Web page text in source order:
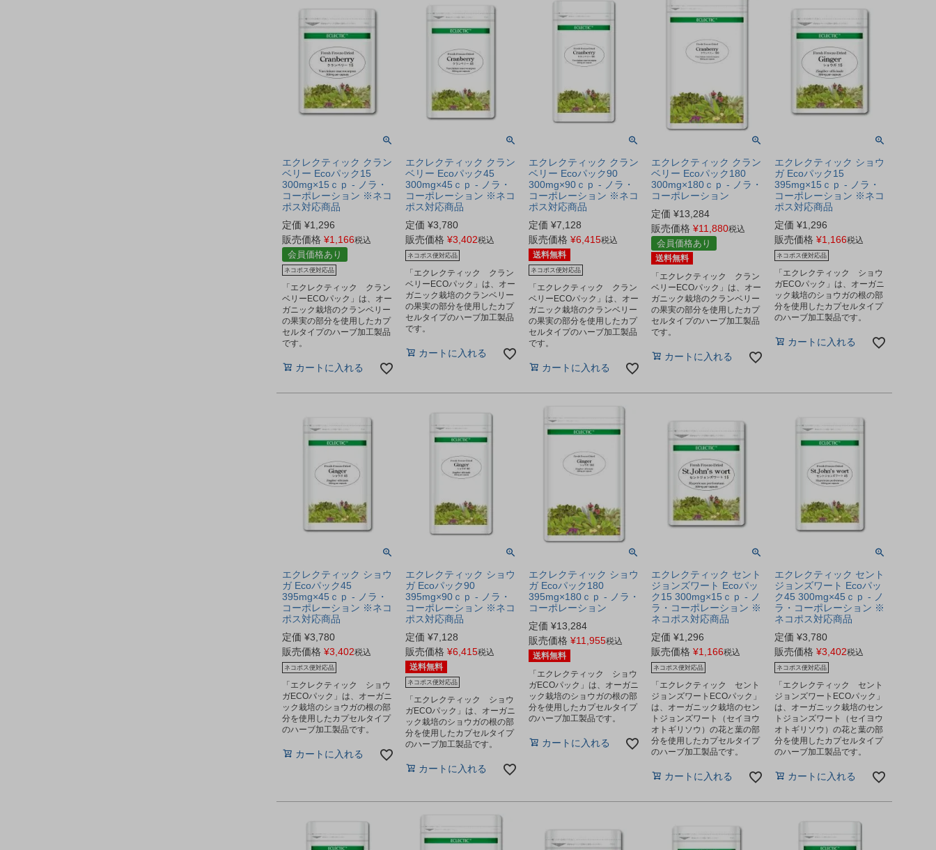
エクレクティック クラン
ベリー Ecoパック15
300mg×15ｃｐ - ノラ・
コーポレーション ※ネコ
ポス対応商品
定価 ¥1,296
販売価格 ¥1,166税込
会員価格あり
ネコポス便対応品
「エクレクティック クラン
ベリーECOパック」は、オー
ガニック栽培のクランベリー
の果実の部分を使用したカプ
セルタイプのハーブ加工製品
です。
カートに入れる
エクレクティック クラン
ベリー Ecoパック45
300mg×45ｃｐ - ノラ・
コーポレーション ※ネコ
ポス対応商品
定価 ¥3,780
販売価格 ¥3,402税込
ネコポス便対応品
「エクレクティック クラン
ベリーECOパック」は、オー
ガニック栽培のクランベリー
の果実の部分を使用したカプ
セルタイプのハーブ加工製品
です。
カートに入れる
エクレクティック クラン
ベリー Ecoパック90
300mg×90ｃｐ - ノラ・
コーポレーション ※ネコ
ポス対応商品
定価 ¥7,128
販売価格 ¥6,415税込
送料無料
ネコポス便対応品
「エクレクティック クラン
ベリーECOパック」は、オー
ガニック栽培のクランベリー
の果実の部分を使用したカプ
セルタイプのハーブ加工製品
です。
カートに入れる
エクレクティック クラン
ベリー Ecoパック180
300mg×180ｃｐ - ノラ・
コーポレーション
定価 ¥13,284
販売価格 ¥11,880税込
会員価格あり
送料無料
「エクレクティック クラン
ベリーECOパック」は、オー
ガニック栽培のクランベリー
の果実の部分を使用したカプ
セルタイプのハーブ加工製品
です。
カートに入れる
エクレクティック ショウ
ガ Ecoパック15
395mg×15ｃｐ - ノラ・
コーポレーション ※ネコ
ポス対応商品
定価 ¥1,296
販売価格 ¥1,166税込
ネコポス便対応品
「エクレクティック ショウ
ガECOパック」は、オーガニ
ック栽培のショウガの根の部
分を使用したカプセルタイプ
のハーブ加工製品です。
カートに入れる
エクレクティック ショウ
ガ Ecoパック45
395mg×45ｃｐ - ノラ・
コーポレーション ※ネコ
ポス対応商品
定価 ¥3,780
販売価格 ¥3,402税込
ネコポス便対応品
「エクレクティック ショウ
ガECOパック」は、オーガニ
ック栽培のショウガの根の部
分を使用したカプセルタイプ
のハーブ加工製品です。
カートに入れる
エクレクティック ショウ
ガ Ecoパック90
395mg×90ｃｐ - ノラ・
コーポレーション ※ネコ
ポス対応商品
定価 ¥7,128
販売価格 ¥6,415税込
送料無料
ネコポス便対応品
「エクレクティック ショウ
ガECOパック」は、オーガニ
ック栽培のショウガの根の部
分を使用したカプセルタイプ
のハーブ加工製品です。
カートに入れる
エクレクティック ショウ
ガ Ecoパック180
395mg×180ｃｐ - ノラ・
コーポレーション
定価 ¥13,284
販売価格 ¥11,955税込
送料無料
「エクレクティック ショウ
ガECOパック」は、オーガニ
ック栽培のショウガの根の部
分を使用したカプセルタイプ
のハーブ加工製品です。
カートに入れる
エクレクティック セント
ジョンズワート Ecoパッ
ク15 300mg×15ｃｐ - ノ
ラ・コーポレーション ※
ネコポス対応商品
定価 ¥1,296
販売価格 ¥1,166税込
ネコポス便対応品
「エクレクティック セント
ジョンズワートECOパック」
は、オーガニック栽培のセン
トジョンズワート（セイヨウ
オトギリソウ）の花と葉の部
分を使用したカプセルタイプ
のハーブ加工製品です。
カートに入れる
エクレクティック セント
ジョンズワート Ecoパッ
ク45 300mg×45ｃｐ - ノ
ラ・コーポレーション ※
ネコポス対応商品
定価 ¥3,780
販売価格 ¥3,402税込
ネコポス便対応品
「エクレクティック セント
ジョンズワートECOパック」
は、オーガニック栽培のセン
トジョンズワート（セイヨウ
オトギリソウ）の花と葉の部
分を使用したカプセルタイプ
のハーブ加工製品です。
カートに入れる